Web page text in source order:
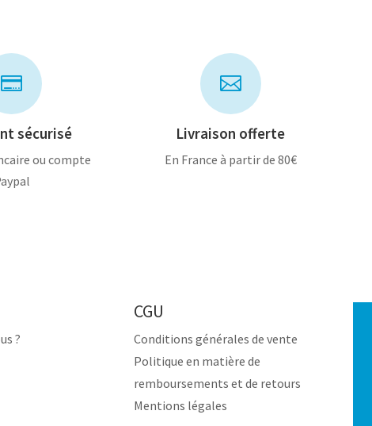

sécurisé
ou compte

Livraison offerte
En France à partir de 80€
?
CGU
Conditions générales de vente
Politique en matière de
remboursements et de retours
Mentions légales